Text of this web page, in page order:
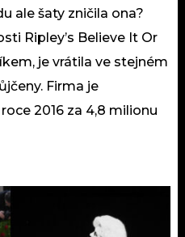
ale šaty zničila ona?
Ripley’s Believe It Or
je vrátila ve stejném
Firma je
2016 za 4,8 milionu